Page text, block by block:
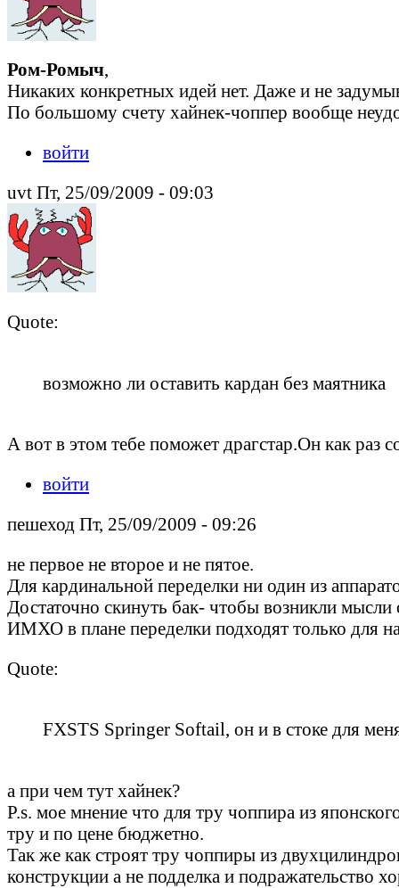
Ром-Ромыч,
Никаких конкретных идей нет. Даже и не
По большому счету хайнек-чоппер вообще
войти
uvt Пт, 25/09/2009 - 09:03
Quote:
возможно ли оставить кардан без маятника
А вот в этом тебе поможет драгстар.Он как раз
войти
пешеход Пт, 25/09/2009 - 09:26
не первое не второе и не пятое.
Для кардинальной переделки ни один из
Достаточно скинуть бак- чтобы возникли мысли
ИМХО в плане переделки подходят только для
Quote:
FXSTS Springer Softail, он и в стоке для
а при чем тут хайнек?
P.s. мое мнение что для тру чоппира из
тру и по цене бюджетно.
Так же как строят тру чоппиры из
конструкции а не подделка и подражательство